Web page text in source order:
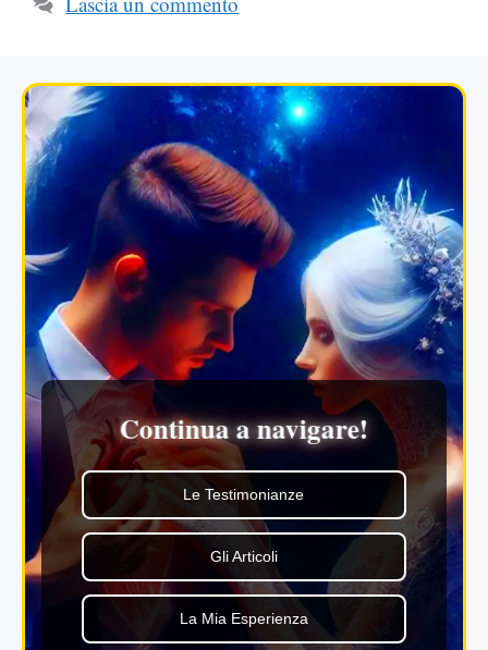
Continua a navigare!
Le Testimonianze
Gli Articoli
La Mia Esperienza